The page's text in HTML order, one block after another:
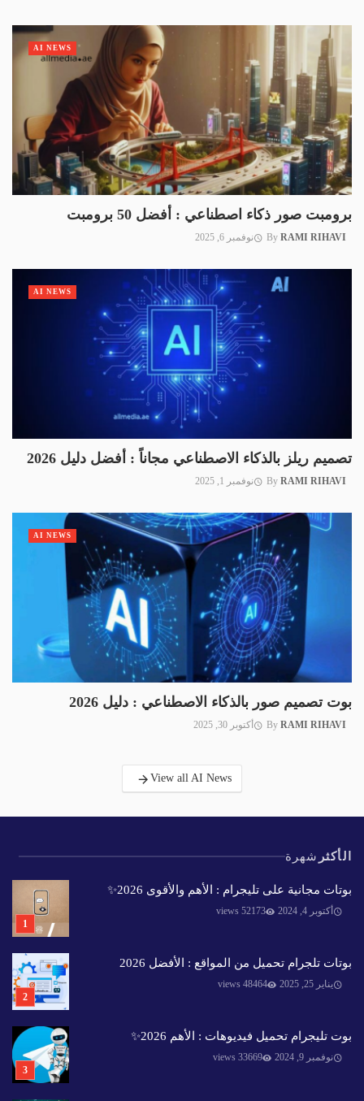
برومبت صور ذكاء اصطناعي : أفضل 50 برومبت
By RAMI RIHAVI نوفمبر 6, 2025
AI NEWS
تصميم ريلز بالذكاء الاصطناعي مجاناً : أفضل دليل 2026
By RAMI RIHAVI نوفمبر 1, 2025
AI NEWS
بوت تصميم صور بالذكاء الاصطناعي : دليل 2026
By RAMI RIHAVI أكتوبر 30, 2025
AI NEWS
View all AI News
الأكثر شهرة
بوتات مجانية على تليجرام : الأهم والأقوى 2026✨️
أكتوبر 4, 2024 52173 views
بوتات تلجرام تحميل من المواقع : الأفضل 2026
يناير 25, 2025 48464 views
بوت تليجرام تحميل فيديوهات : الأهم 2026✨️
نوفمبر 9, 2024 33669 views